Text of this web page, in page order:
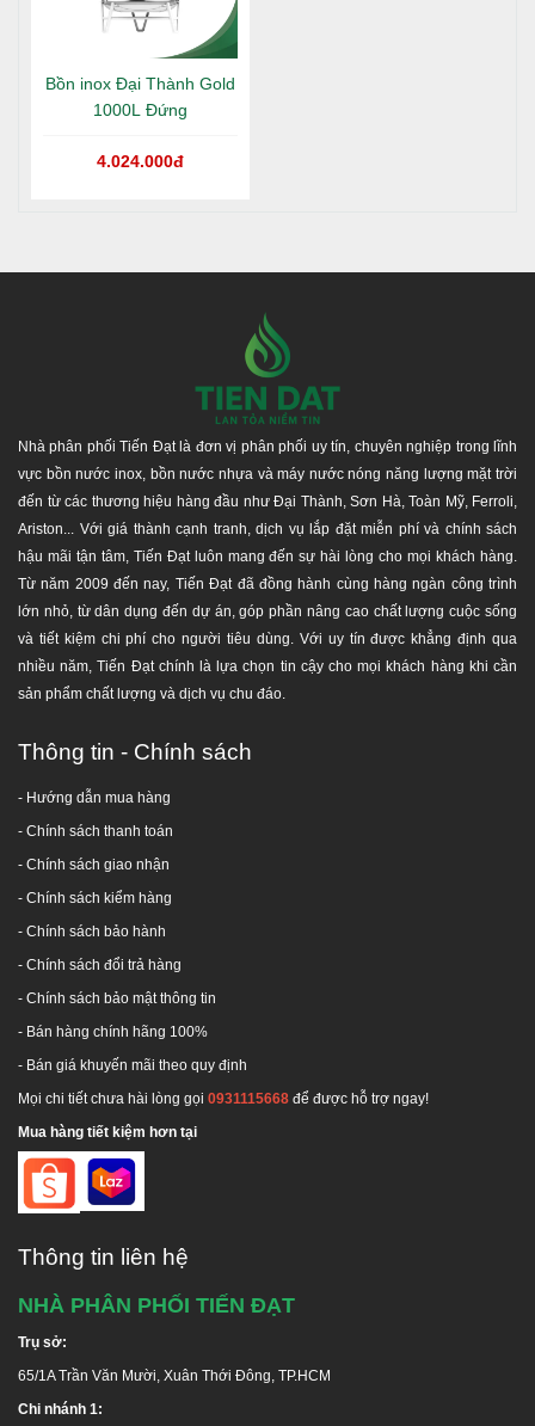
và giá ưu đãi!
HỆ THỐNG PHÂN PHỐI HÀNG ĐẦU UY TÍN - CHUYÊN
NGHIỆP TẠI TP. HCM
Chi nhánh 1:24 Nguyễn Hữu Cảnh, Dĩ An, Bình Dương
Kho Đồng Nai 2
Kho Thủ Đức:Đường Linh Đông, P. Linh Đông, Q. Thủ Đức, TP.HCM
Kho Bình Chánh:
Hotline: 1800 646486 (
Bồn inox Đại Thành Gold
1000L Đứng
4.024.000đ
Nhà phân phối Tiến Đạt là đơn vị phân phối uy tín, chuyên nghiệp trong lĩnh
vực bồn nước inox, bồn nước nhựa và máy nước nóng năng lượng mặt trời
đến từ các thương hiệu hàng đầu như Đại Thành, Sơn Hà, Toàn Mỹ, Ferroli,
Ariston... Với giá thành cạnh tranh, dịch vụ lắp đặt miễn phí và chính sách
hậu mãi tận tâm, Tiến Đạt luôn mang đến sự hài lòng cho mọi khách hàng.
Từ năm 2009 đến nay, Tiến Đạt đã đồng hành cùng hàng ngàn công trình
lớn nhỏ, từ dân dụng đến dự án, góp phần nâng cao chất lượng cuộc sống
và tiết kiệm chi phí cho người tiêu dùng. Với uy tín được khẳng định qua
nhiều năm, Tiến Đạt chính là lựa chọn tin cậy cho mọi khách hàng khi cần
sản phẩm chất lượng và dịch vụ chu đáo.
Thông tin - Chính sách
- Hướng dẫn mua hàng
- Chính sách thanh toán
- Chính sách giao nhận
- Chính sách kiểm hàng
- Chính sách bảo hành
- Chính sách đổi trả hàng
- Chính sách bảo mật thông tin
- Bán hàng chính hãng 100%
- Bán giá khuyến mãi theo quy định
Mọi chi tiết chưa hài lòng gọi 0931115668 để được hỗ trợ ngay!
Mua hàng tiết kiệm hơn tại
Thông tin liên hệ
NHÀ PHÂN PHỐI TIẾN ĐẠT
Trụ sở:
65/1A Trần Văn Mười, Xuân Thới Đông, TP.HCM
Chi nhánh 1: